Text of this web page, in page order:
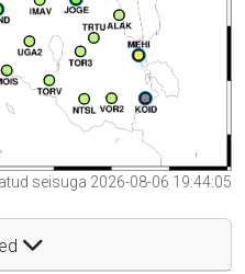
seisuga 2026-08-06 19:44:05